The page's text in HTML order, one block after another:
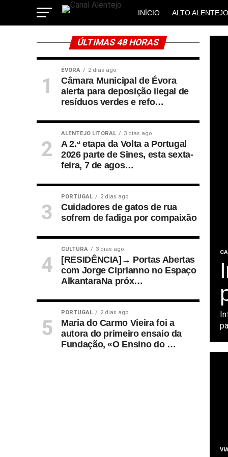
INÍCIO ALTO ALENTEJO
MUNICÍPIOS
ÚLTIMAS 48 HORAS
ÉVORA 2 dias ago
Câmara Municipal de Évora
alerta para deposição ilegal de
resíduos verdes e refo…
ALENTEJO LITORAL 3 dias ago
A 2.ª etapa da Volta a Portugal
2026 parte de Sines, esta sexta-
feira, 7 de agos…
PORTUGAL 2 dias ago
Cuidadores de gatos de rua
sofrem de fadiga por compaixão
CULTURA 3 dias ago
[RESIDÊNCIA]→ Portas Abertas
com Jorge Ciprianno no Espaço
AlkantaraNa próx…
PORTUGAL 2 dias ago
Maria do Carmo Vieira foi a
autora do primeiro ensaio da
Fundação, «O Ensino do …